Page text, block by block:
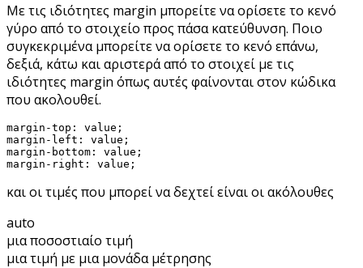
Με τις ιδιότητες margin μπορείτε να ορίσετε το κενό
γύρο από το στοιχείο προς πάσα κατεύθυνση. Ποιο
συγκεκριμένα μπορείτε να ορίσετε το κενό επάνω,
δεξιά, κάτω και αριστερά από το στοιχεί με τις
ιδιότητες margin όπως αυτές φαίνονται στον κώδικα
που ακολουθεί.
margin-top: value;
margin-left: value;
margin-bottom: value;
margin-right: value;
και οι τιμές που μπορεί να δεχτεί είναι οι ακόλουθες
auto
μια ποσοστιαίο τιμή
μια τιμή με μια μονάδα μέτρησης